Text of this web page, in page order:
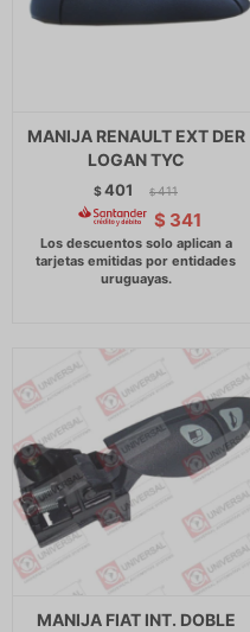
MANIJA RENAULT EXT DER
LOGAN TYC
$401 $ 411
$ 341
MANIJA FIAT INT. DOBLE